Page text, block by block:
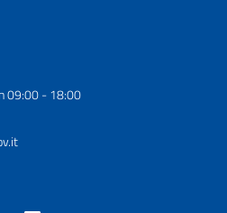
09:00 - 18:00